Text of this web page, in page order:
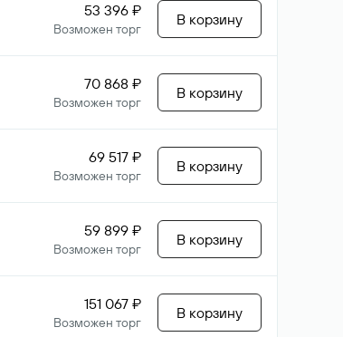
53 396 ₽
Возможен торг
В корзину
70 868 ₽
Возможен торг
В корзину
69 517 ₽
Возможен торг
В корзину
59 899 ₽
Возможен торг
В корзину
151 067 ₽
Возможен торг
В корзину